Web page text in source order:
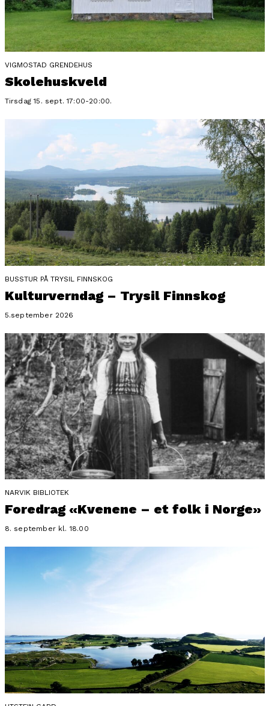
VIGMOSTAD GRENDEHUS
Skolehuskveld
Tirsdag 15. sept. 17:00-20:00.
BUSSTUR PÅ TRYSIL FINNSKOG
Kulturverndag – Trysil Finnskog
5.september 2026
NARVIK BIBLIOTEK
Foredrag «Kvenene – et folk i Norge»
8. september kl. 18.00